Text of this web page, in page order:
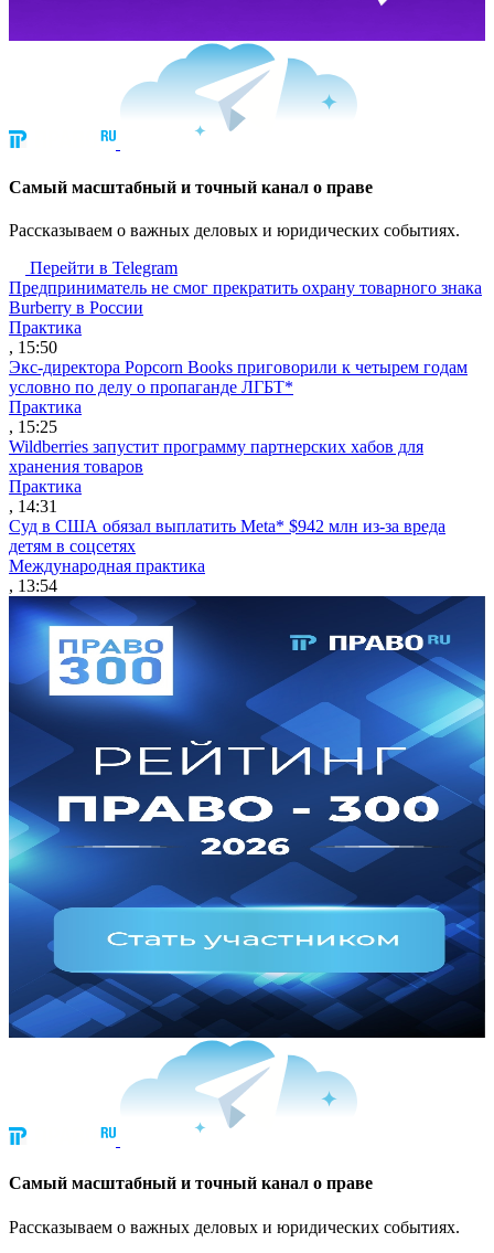
Cамый масштабный и точный канал о праве
Рассказываем о важных деловых и юридических событиях.
Перейти в Telegram
Предприниматель не смог прекратить охрану товарного знака
Burberry в России
Практика
, 15:50
Экс-директора Popcorn Books приговорили к четырем годам
условно по делу о пропаганде ЛГБТ*
Практика
, 15:25
Wildberries запустит программу партнерских хабов для
хранения товаров
Практика
, 14:31
Суд в США обязал выплатить Meta* $942 млн из-за вреда
детям в соцсетях
Международная практика
, 13:54
Cамый масштабный и точный канал о праве
Рассказываем о важных деловых и юридических событиях.